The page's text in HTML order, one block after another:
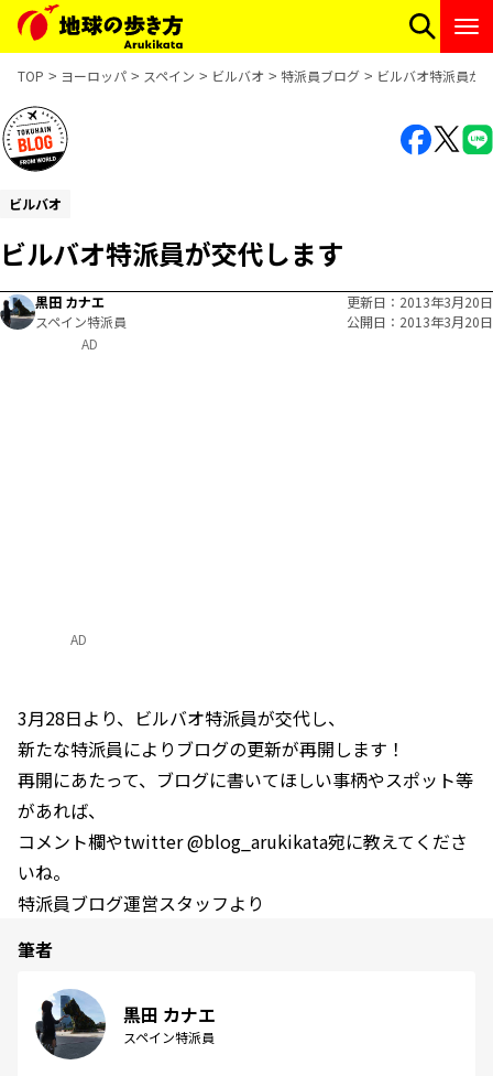
TOP ヨーロッパ スペイン ビルバオ 特派員ブログ ビルバオ特派員が
ビルバオ
ビルバオ特派員が交代します
黒田 カナエ
スペイン特派員
更新日
2013年3月20日
公開日
2013年3月20日
AD
3月28日より、ビルバオ特派員が交代し、
新たな特派員によりブログの更新が再開します！
再開にあたって、ブログに書いてほしい事柄やスポット等
があれば、
コメント欄やtwitter @blog_arukikata宛に教えてくださ
いね。
特派員ブログ運営スタッフより
筆者
黒田 カナエ
スペイン特派員
AD